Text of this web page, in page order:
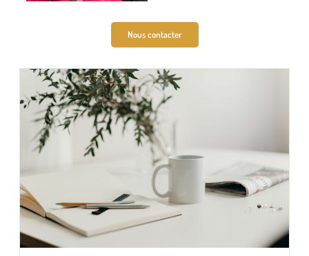
Nous contacter